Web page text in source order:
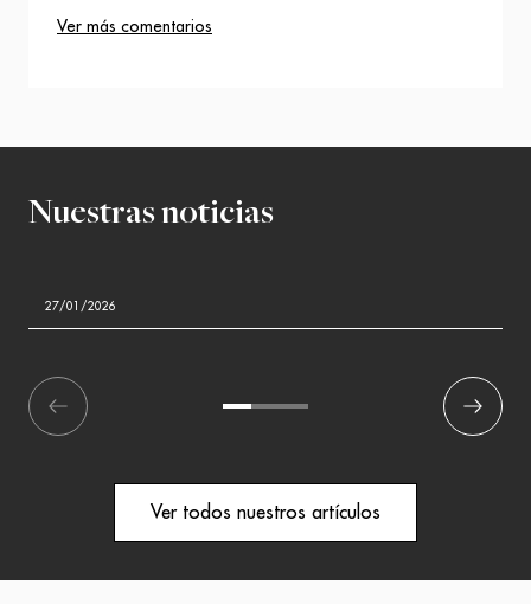
Ver más comentarios
Nuestras noticias
27/01/2026
Suivant
Ver todos nuestros artículos